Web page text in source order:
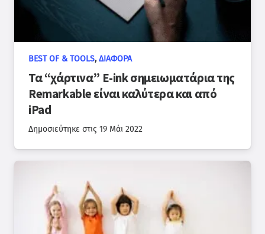
BEST OF & TOOLS,ΔΙΆΦΟΡΑ
Τα “χάρτινα” E-ink σημειωματάρια της
Remarkable είναι καλύτερα και από
iPad
Δημοσιεύτηκε στις 19 Μάι 2022